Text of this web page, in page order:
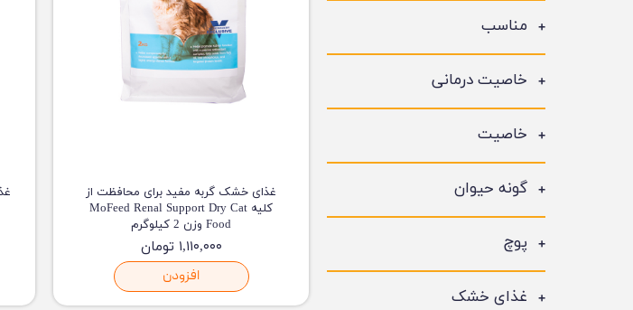
مناسب
خاصیت درمانی
خاصیت
گونه حیوان
پوچ
غذای خشک
غذای خشک گربه مفید برای محافظت از
کلیه MoFeed Renal Support Dry Cat
Food وزن 2 کیلوگرم
۱,۱۱۰,۰۰۰ تومان
افزودن